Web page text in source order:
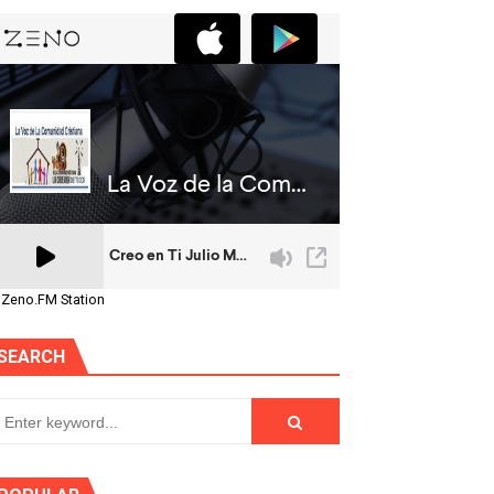
Station